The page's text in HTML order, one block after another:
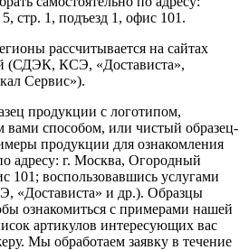
стр. 1, подъезд 1, офис 101.
рассчитывается на сайтах
(СДЭК, КСЭ, «Достависта»,
Сервис»).
продукции с логотипом,
способом, или чистый образец-
продукции для ознакомления
адресу: г. Москва, Огородный
101; воспользовавшись услугами
«Достависта» и др.). Образцы
ознакомиться с примерами нашей
артикулов интересующих вас
Мы обработаем заявку в течение